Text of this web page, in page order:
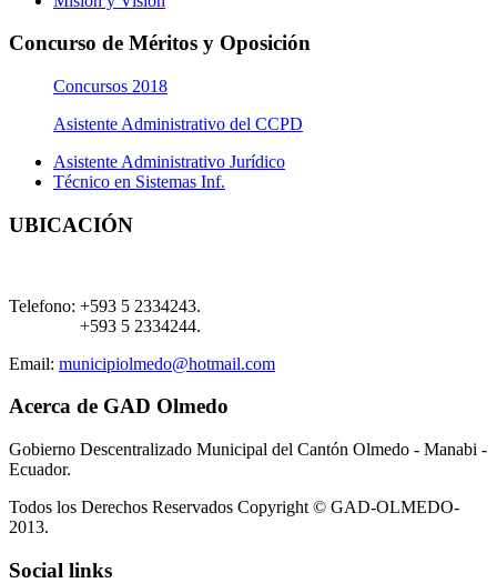
Concurso de Méritos y Oposición
Concursos 2018
Asistente Administrativo del CCPD
Asistente Administrativo Jurídico
Técnico en Sistemas Inf.
UBICACIÓN
Telefono: +593 5 2334243.
+593 5 2334244.
Email: municipiolmedo@hotmail.com
Acerca de GAD Olmedo
Gobierno Descentralizado Municipal del Cantón Olmedo - Manabi -
Ecuador.
Todos los Derechos Reservados Copyright © GAD-OLMEDO-
2013.
Social links